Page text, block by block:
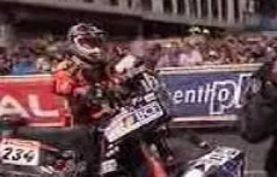
DALŠÍ SPORTY
Americký fotbal
Baseball a softbal
NEPŘEHLÉDNĚTE
Soutěže